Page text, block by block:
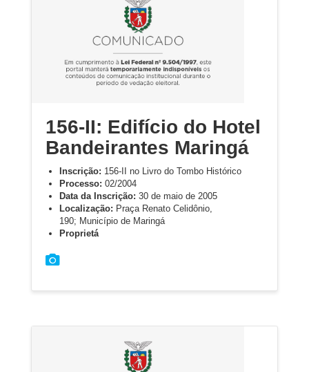
156-II: Edifício do Hotel
Bandeirantes Maringá
Inscrição: 156-II no Livro do Tombo Histórico
Processo: 02/2004
Data da Inscrição: 30 de maio de 2005
Localização: Praça Renato Celidônio,
190; Município de Maringá
Proprietá